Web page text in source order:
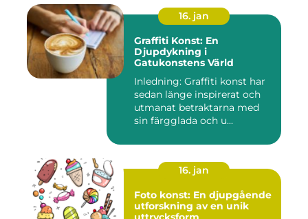
16. jan
Graffiti Konst: En
Djupdykning i
Gatukonstens Värld
Inledning: Graffiti konst har
sedan länge inspirerat och
utmanat betraktarna med
sin färgglada och u...
16. jan
Foto konst: En djupgående
utforskning av en unik